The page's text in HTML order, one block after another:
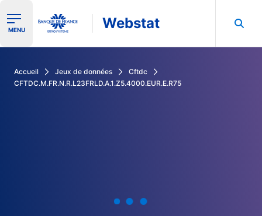
Ouvrir le menu de navigation
MENU Webstat
Accueil Jeux de données
Cftdc
CFTDC.M.FR.N.R.L23FRLD.A.1.Z5.4000.EUR.E.R75